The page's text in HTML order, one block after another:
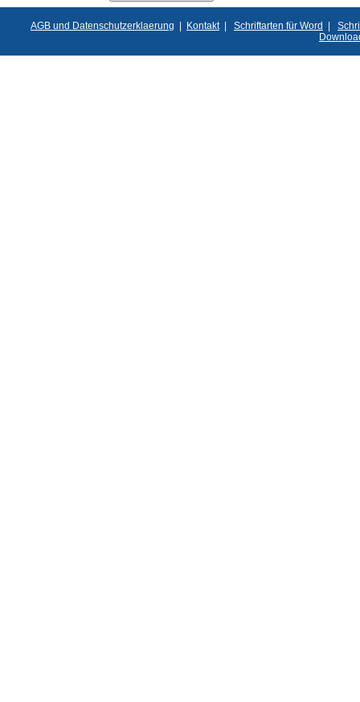
AGB und Datenschutzerklaerung | Kontakt| Schriftarten für Word |